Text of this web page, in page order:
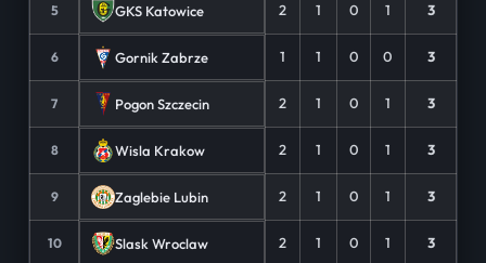
5 GKS Katowice 2 1 0 1 3
6 Gornik Zabrze 1 1 0 0 3
7 Pogon Szczecin 2 1 0 1 3
8 Wisla Krakow 2 1 0 1 3
9 Zaglebie Lubin 2 1 0 1 3
10 Slask Wroclaw 2 1 0 1 3